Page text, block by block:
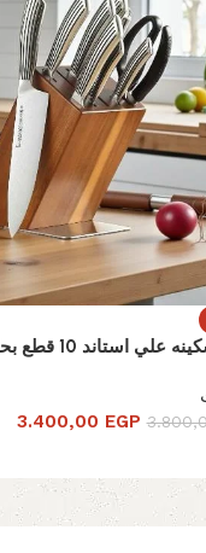
استاند 10 قطع بحامل خشب
3.400,00 EGP